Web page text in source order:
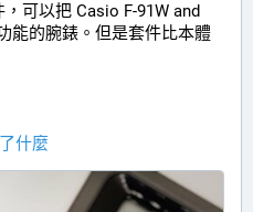
可以把 Casio F-91W and
能的腕錶。但是套件比本體
什麼